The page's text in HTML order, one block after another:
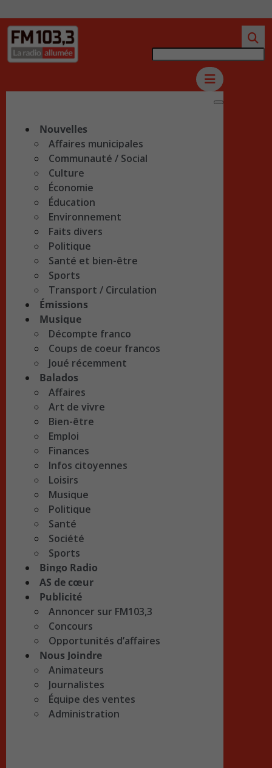
Nouvelles
Affaires municipales
Communauté / Social
Culture
Économie
Éducation
Environnement
Faits divers
Politique
Santé et bien-être
Sports
Transport / Circulation
Émissions
Musique
Décompte franco
Coups de coeur francos
Joué récemment
Balados
Affaires
Art de vivre
Bien-être
Emploi
Finances
Infos citoyennes
Loisirs
Musique
Politique
Santé
Société
Sports
Bingo Radio
AS de cœur
Publicité
Annoncer sur FM103,3
Concours
Opportunités d’affaires
Nous Joindre
Animateurs
Journalistes
Équipe des ventes
Administration